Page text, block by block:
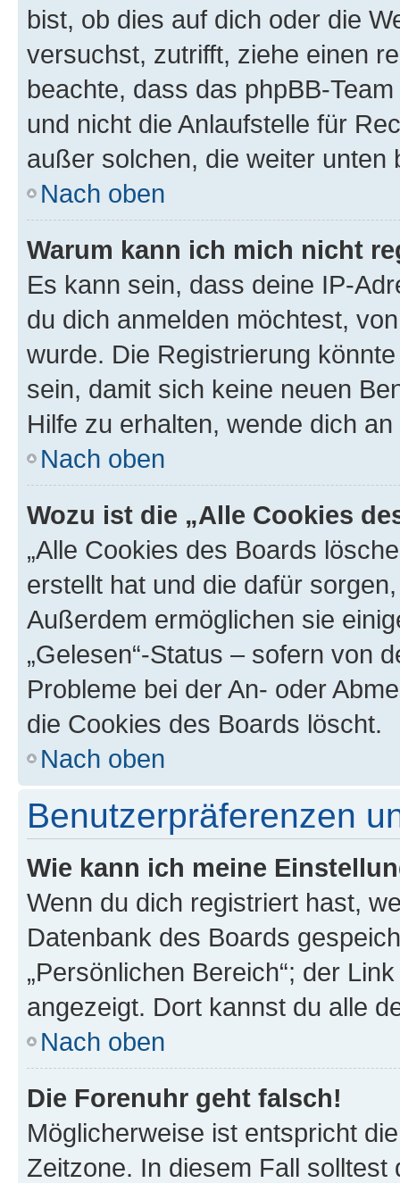
bist, ob dies auf dich oder die
versuchst, zutrifft, ziehe einen
beachte, dass das phpBB-
und nicht die Anlaufstelle für
außer solchen, die weiter unten
Nach oben
Warum kann ich mich nicht
Es kann sein, dass deine IP-
du dich anmelden möchtest,
wurde. Die Registrierung
sein, damit sich keine neuen
Hilfe zu erhalten, wende dich
Nach oben
Wozu ist die „Alle Cookies
„Alle Cookies des Boards
erstellt hat und die dafür
Außerdem ermöglichen sie
„Gelesen“-Status – sofern von
Probleme bei der An- oder
die Cookies des Boards löscht.
Nach oben
Benutzerpräferenzen
Wie kann ich meine
Wenn du dich registriert hast,
Datenbank des Boards
„Persönlichen Bereich“; der
angezeigt. Dort kannst du alle
Nach oben
Die Forenuhr geht falsch!
Möglicherweise ist entspricht
Zeitzone. In diesem Fall solltest